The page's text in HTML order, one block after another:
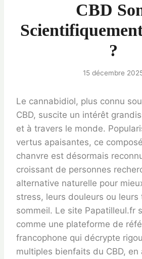
CBD
?
15 décembre
Le cannabidiol, plus connu
CBD, suscite un intérêt
et à travers le monde.
vertus apaisantes, ce
chanvre est désormais
croissant de personnes
alternative naturelle pour
stress, leurs douleurs ou leurs
sommeil. Le site Papatilleul.fr
comme une plateforme de
francophone qui décrypte
multiples bienfaits du CBD, en